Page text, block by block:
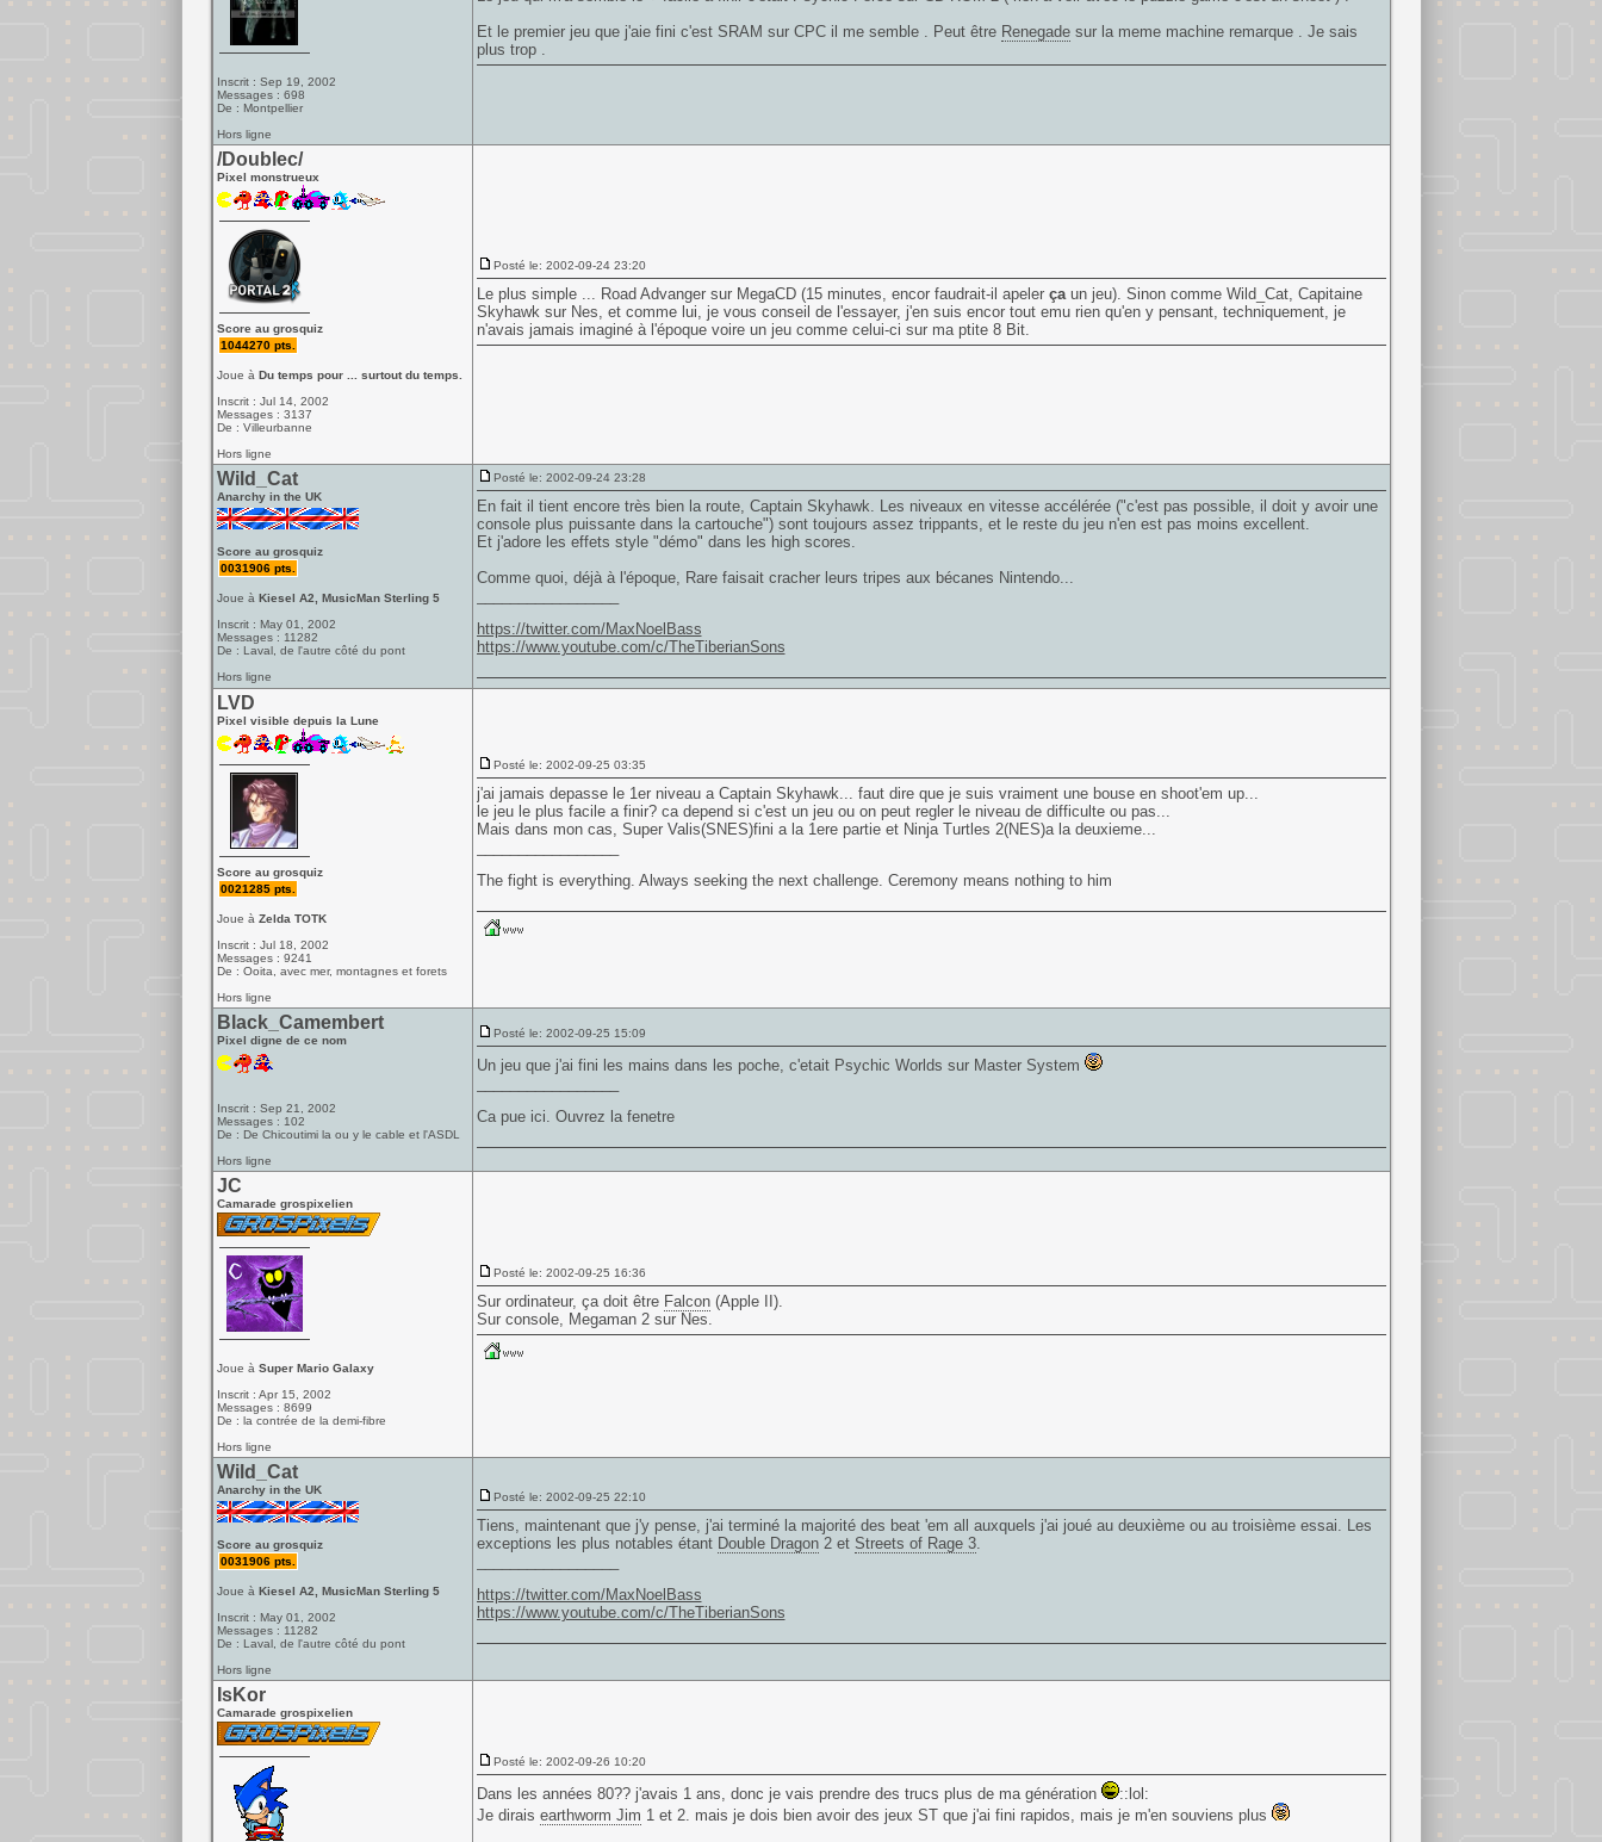
Inscrit : Sep 19, 2002
Messages : 698
De : Montpellier
Hors ligne
Et le premier jeu que j'aie fini c'est SRAM sur CPC il me semble . Peut être Renegadesur la meme machine remarque . Je sais
plus trop .
/Doublec/
Pixel monstrueux
Score au grosquiz
1044270 pts.
Joue à Du temps pour ... surtout du temps.
Inscrit : Jul 14, 2002
Messages : 3137
De : Villeurbanne
Hors ligne
Posté le: 2002-09-24 23:20
Le plus simple ... Road Advanger sur MegaCD (15 minutes, encor faudrait-il apeler çaun jeu). Sinon comme Wild_Cat, Capitaine
Skyhawk sur Nes, et comme lui, je vous conseil de l'essayer, j'en suis encor tout emu rien qu'en y pensant, techniquement, je
n'avais jamais imaginé à l'époque voire un jeu comme celui-ci sur ma ptite 8 Bit.
Wild_Cat
Anarchy in the UK
Score au grosquiz
0031906 pts.
Joue à Kiesel A2, MusicMan Sterling 5
Inscrit : May 01, 2002
Messages : 11282
De : Laval, de l'autre côté du pont
Hors ligne
Posté le: 2002-09-24 23:28
En fait il tient encore très bien la route, Captain Skyhawk. Les niveaux en vitesse accélérée ("c'est pas possible, il doit y avoir une
console plus puissante dans la cartouche") sont toujours assez trippants, et le reste du jeu n'en est pas moins excellent.
Et j'adore les effets style "démo" dans les high scores.
Comme quoi, déjà à l'époque, Rare faisait cracher leurs tripes aux bécanes Nintendo...
https://twitter.com/MaxNoelBass
https://www.youtube.com/c/TheTiberianSons
LVD
Pixel visible depuis la Lune
Score au grosquiz
0021285 pts.
Joue à Zelda TOTK
Inscrit : Jul 18, 2002
Messages : 9241
De : Ooita, avec mer, montagnes et forets
Hors ligne
Posté le: 2002-09-25 03:35
j'ai jamais depasse le 1er niveau a Captain Skyhawk... faut dire que je suis vraiment une bouse en shoot'em up...
le jeu le plus facile a finir? ca depend si c'est un jeu ou on peut regler le niveau de difficulte ou pas...
Mais dans mon cas, Super Valis(SNES)fini a la 1ere partie et Ninja Turtles 2(NES)a la deuxieme...
The fight is everything. Always seeking the next challenge. Ceremony means nothing to him
Black_Camembert
Pixel digne de ce nom
Inscrit : Sep 21, 2002
Messages : 102
De : De Chicoutimi la ou y le cable et l'ASDL
Hors ligne
Posté le: 2002-09-25 15:09
Un jeu que j'ai fini les mains dans les poche, c'etait Psychic Worlds sur Master System
Ca pue ici. Ouvrez la fenetre
JC
Camarade grospixelien
Joue à Super Mario Galaxy
Inscrit : Apr 15, 2002
Messages : 8699
De : la contrée de la demi-fibre
Hors ligne
Posté le: 2002-09-25 16:36
Sur ordinateur, ça doit être Falcon(Apple II).
Sur console, Megaman2 sur Nes.
Wild_Cat
Anarchy in the UK
Score au grosquiz
0031906 pts.
Joue à Kiesel A2, MusicMan Sterling 5
Inscrit : May 01, 2002
Messages : 11282
De : Laval, de l'autre côté du pont
Hors ligne
Posté le: 2002-09-25 22:10
Tiens, maintenant que j'y pense, j'ai terminé la majorité des beat 'em all auxquels j'ai joué au deuxième ou au troisième essai. Les
exceptions les plus notables étant Double Dragon2 et Streets of Rage 3.
https://twitter.com/MaxNoelBass
https://www.youtube.com/c/TheTiberianSons
IsKor
Camarade grospixelien
Posté le: 2002-09-26 10:20
Dans les années 80?? j'avais 1 ans, donc je vais prendre des trucs plus de ma génération
::lol:
Je dirais earthworm Jim 1 et 2. mais je dois bien avoir des jeux ST que j'ai fini rapidos, mais je m'en souviens plus